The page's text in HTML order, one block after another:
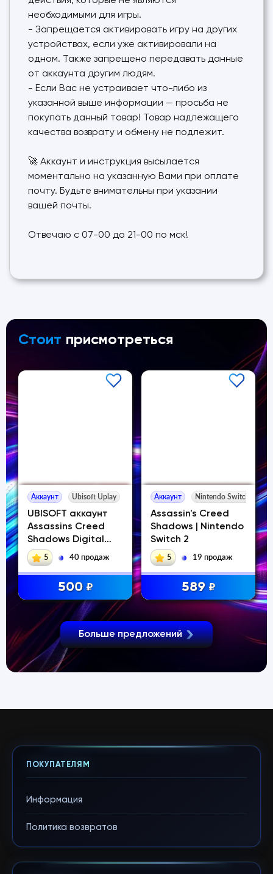
необходимыми для игры.
- Запрещается активировать игру на других
устройствах, если уже активировали на
одном. Также запрещено передавать данные
от аккаунта другим людям.
- Если Вас не устраивает что-либо из
указанной выше информации — просьба не
покупать данный товар! Товар надлежащего
качества возврату и обмену не подлежит.
🚀 Аккаунт и инструкция высылается
моментально на указанную Вами при оплате
почту. Будьте внимательны при указании
вашей почты.
Отвечаю с 07-00 до 21-00 по мск!
Стоит присмотреться
Аккаунт Ubisoft Uplay
UBISOFT аккаунт
Assassins Creed
Shadows Digital
Deluxe
5 40 продаж
500 ₽
Аккаунт Nintendo Switch
Assassin's Creed
Shadows | Nintendo
Switch 2
5 19 продаж
589 ₽
Больше предложений
ПОКУПАТЕЛЯМ
Информация
Политика возвратов